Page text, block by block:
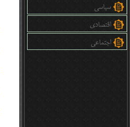
سیاسی
اقتصادی
اجتماعی